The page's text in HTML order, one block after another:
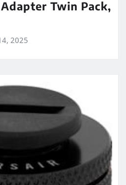
Twin Pack,
2025